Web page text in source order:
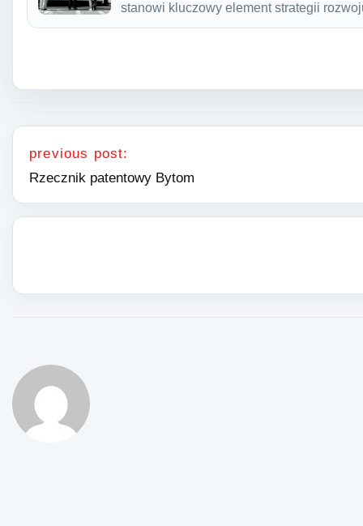
stanowi kluczowy element strategii
Nawigacja wpisu
previous post:
Rzecznik patentowy Bytom